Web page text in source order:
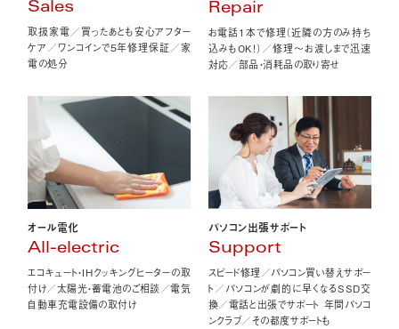
Sales
取扱家電／買ったあとも安心アフター
ケア／ワンコインで5年修理保証／家
電の処分
Repair
お電話1本で修理（近隣の方のみ持ち
込みもOK！）／修理〜お渡しまで迅速
対応／部品・消耗品の取り寄せ
オール電化
All-electric
エコキュート・IHクッキングヒーターの取
付け／太陽光・蓄電池のご相談／電気
自動車充電設備の取付け
パソコン出張サポート
Support
スピード修理／パソコン買い替えサポー
ト／パソコンが劇的に早くなるSSD交
換／電話と出張でサポート 年間パソコ
ンクラブ／その都度サポートも